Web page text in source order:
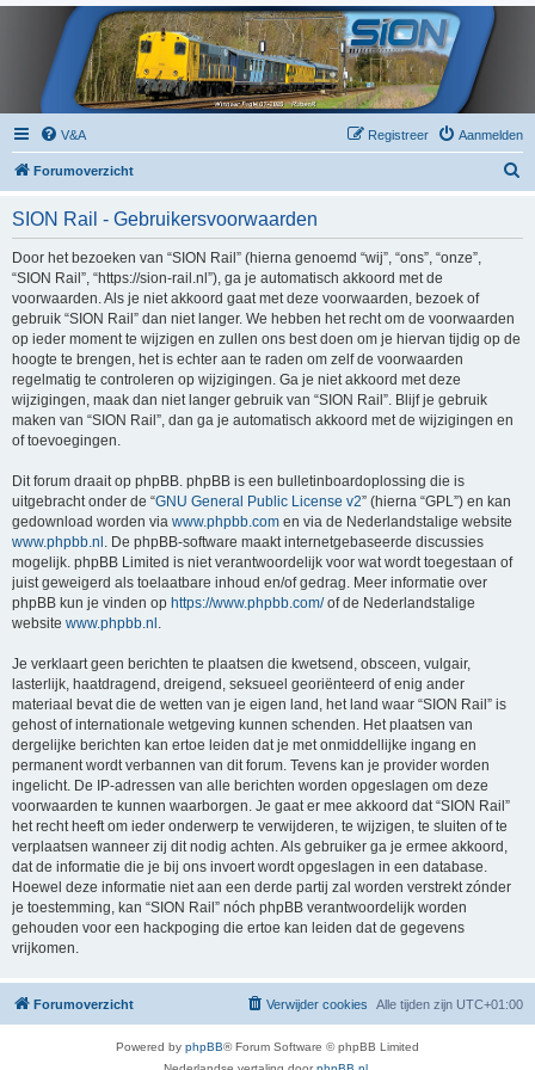
V&A Aanmelden
Registreer
Forumoverzicht
SION Rail - Gebruikersvoorwaarden
Door het bezoeken van “SION Rail” (hierna genoemd “wij”, “ons”, “onze”,
“SION Rail”, “https://sion-rail.nl”), ga je automatisch akkoord met de
voorwaarden. Als je niet akkoord gaat met deze voorwaarden, bezoek of
gebruik “SION Rail” dan niet langer. We hebben het recht om de voorwaarden
op ieder moment te wijzigen en zullen ons best doen om je hiervan tijdig op de
hoogte te brengen, het is echter aan te raden om zelf de voorwaarden
regelmatig te controleren op wijzigingen. Ga je niet akkoord met deze
wijzigingen, maak dan niet langer gebruik van “SION Rail”. Blijf je gebruik
maken van “SION Rail”, dan ga je automatisch akkoord met de wijzigingen en
of toevoegingen.
Dit forum draait op phpBB. phpBB is een bulletinboardoplossing die is
uitgebracht onder de “GNU General Public License v2” (hierna “GPL”) en kan
gedownload worden via www.phpbb.com en via de Nederlandstalige website
www.phpbb.nl . De phpBB-software maakt internetgebaseerde discussies
mogelijk. phpBB Limited is niet verantwoordelijk voor wat wordt toegestaan of
juist geweigerd als toelaatbare inhoud en/of gedrag. Meer informatie over
phpBB kun je vinden op https://www.phpbb.com/of de Nederlandstalige
website www.phpbb.nl
Je verklaart geen berichten te plaatsen die kwetsend, obsceen, vulgair,
lasterlijk, haatdragend, dreigend, seksueel georiënteerd of enig ander
materiaal bevat die de wetten van je eigen land, het land waar “SION Rail” is
gehost of internationale wetgeving kunnen schenden. Het plaatsen van
dergelijke berichten kan ertoe leiden dat je met onmiddellijke ingang en
permanent wordt verbannen van dit forum. Tevens kan je provider worden
ingelicht. De IP-adressen van alle berichten worden opgeslagen om deze
voorwaarden te kunnen waarborgen. Je gaat er mee akkoord dat “SION Rail”
het recht heeft om ieder onderwerp te verwijderen, te wijzigen, te sluiten of te
verplaatsen wanneer zij dit nodig achten. Als gebruiker ga je ermee akkoord,
dat de informatie die je bij ons invoert wordt opgeslagen in een database.
Hoewel deze informatie niet aan een derde partij zal worden verstrekt zónder
je toestemming, kan “SION Rail” nóch phpBB verantwoordelijk worden
gehouden voor een hackpoging die ertoe kan leiden dat de gegevens
vrijkomen.
Forumoverzicht Alle tijden zijn UTC+01:00
Verwijder cookies
Powered by phpBB® Forum Software © phpBB Limited